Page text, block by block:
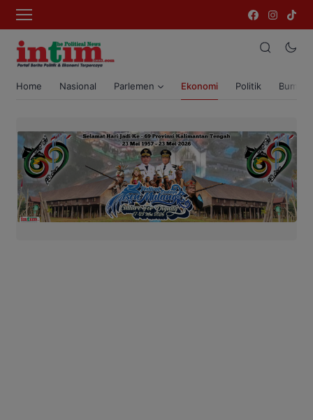
Home Nasional Parlemen Ekonomi Politik Bumi